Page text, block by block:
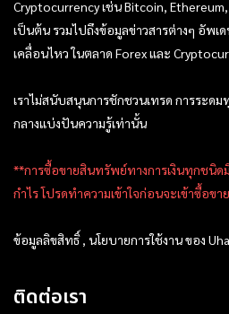
Cryptocurrency เช่น Bitcoin,
เป็นต้น รวมไปถึงข้อมูลข่าวสารต่างๆ อัพเ
เคลื่อนไหว ในตลาด Forex และ
เราไม่สนับสนุนการชักชวนเทรด การระด
กลางแบ่งปันความรู้เท่านั้น
**การซื้อขายสินทรัพย์ทางการเงินทุกชนิด
กำไร โปรดทำความเข้าใจก่อนจะเข้าซื้อ
ข้อมูลลิขสิทธิ์ , นโยบายการใช้งาน ของ
ติดต่อเรา